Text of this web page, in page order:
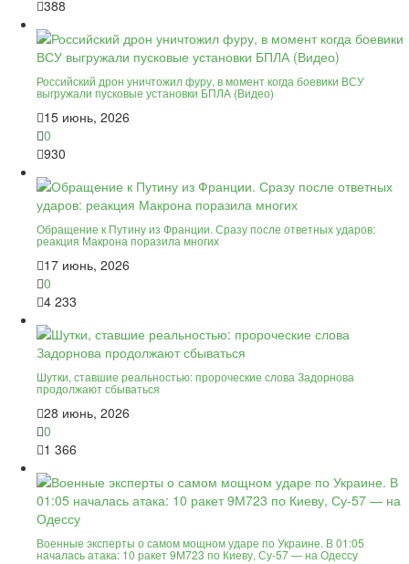
388
Российский дрон уничтожил фуру, в момент когда боевики ВСУ
выгружали пусковые установки БПЛА (Видео)
15 июнь, 2026
0
930
Обращение к Путину из Франции. Сразу после ответных ударов:
реакция Макрона поразила многих
17 июнь, 2026
0
4 233
Шутки, ставшие реальностью: пророческие слова Задорнова
продолжают сбываться
28 июнь, 2026
0
1 366
Военные эксперты о самом мощном ударе по Украине. В 01:05
началась атака: 10 ракет 9М723 по Киеву, Су-57 — на Одессу